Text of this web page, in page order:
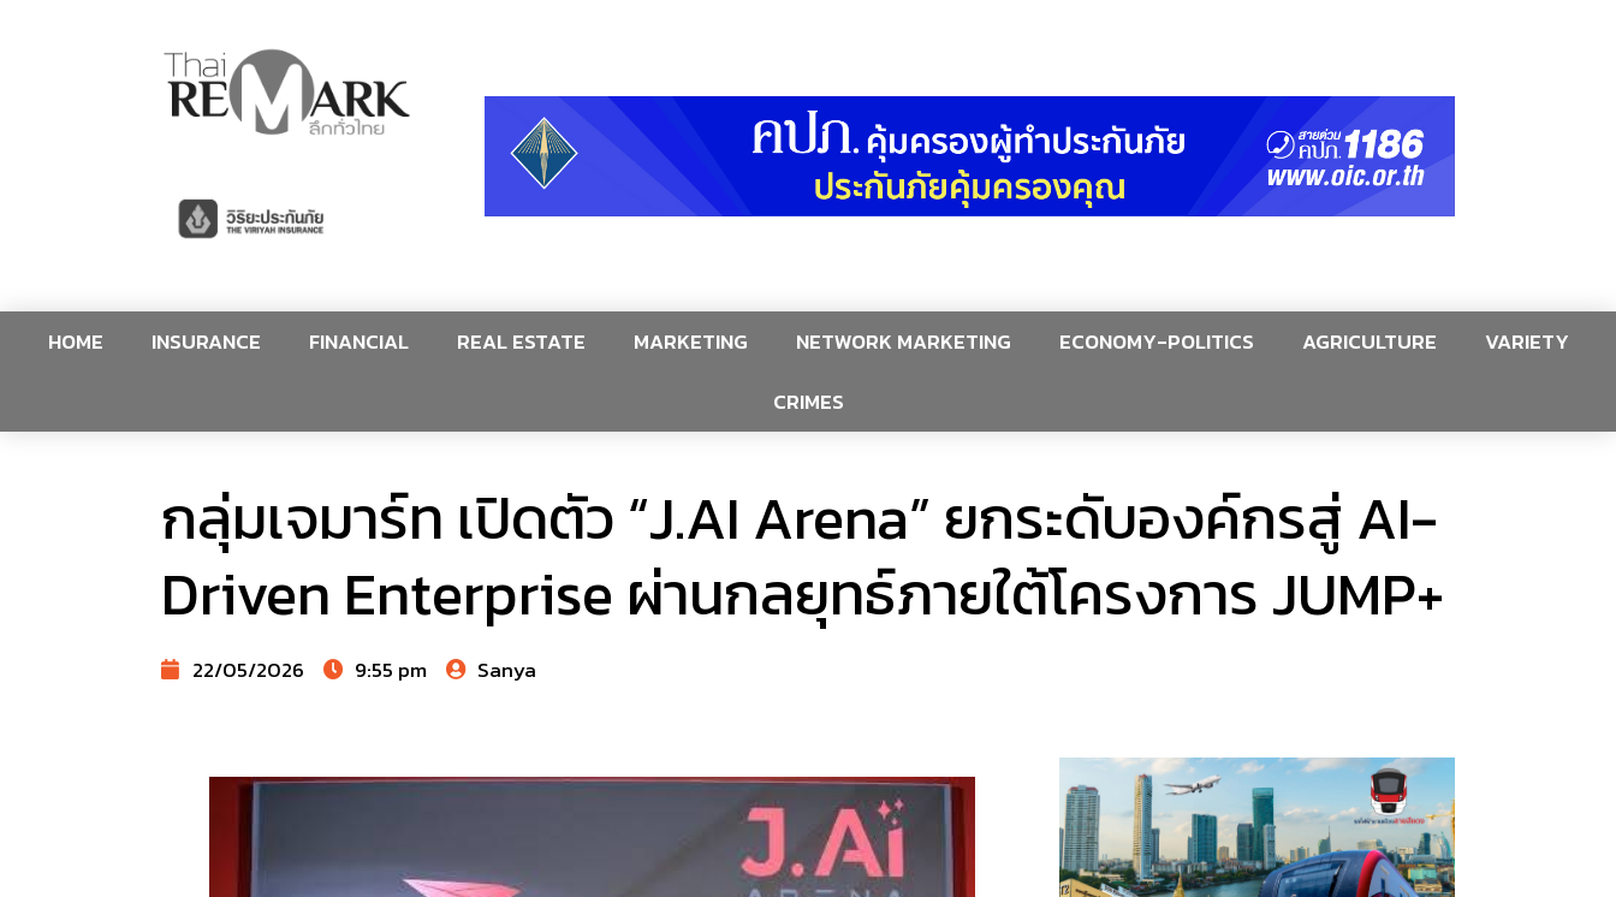
HOME INSURANCE FINANCIAL REAL ESTATE MARKETING NETWORK MARKETING ECONOMY-POLITICS AGRICULTURE
VARIETY
CRIMES
กลุ่มเจมาร์ท เปิดตัว “J.AI Arena” ยกระดับองค์กรสู่ AI-
Driven Enterprise ผ่านกลยุทธ์ภายใต้โครงการ JUMP+
22/05/2026 9:55 pm Sanya